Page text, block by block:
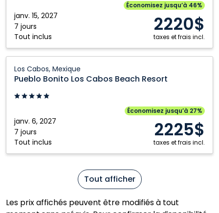
janv. 15, 2027
7 jours
Tout inclus
Économisez jusqu’à 46%
2220$
taxes et frais incl.
Los Cabos, Mexique
Pueblo Bonito Los Cabos Beach Resort
janv. 6, 2027
7 jours
Tout inclus
Économisez jusqu’à 27%
2225$
taxes et frais incl.
Bonito
Los
Cabos
Resort:
Los
Cabos,
Mexique
Tout afficher
Les prix affichés peuvent être modifiés à tout